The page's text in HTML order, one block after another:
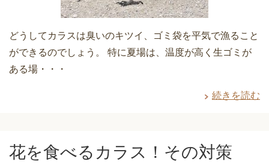
どうしてカラスは臭いのキツイ、ゴミ袋を平気で漁ること
ができるのでしょう。 特に夏場は、温度が高く生ゴミが
ある場・・・
続きを読む
花を食べるカラス！その対策